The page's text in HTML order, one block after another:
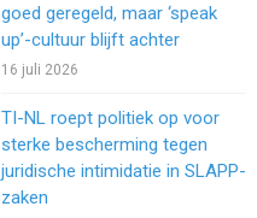
goed geregeld, maar ‘speak
up’-cultuur blijft achter
16 juli 2026
TI-NL roept politiek op voor
sterke bescherming tegen
juridische intimidatie in SLAPP-
zaken